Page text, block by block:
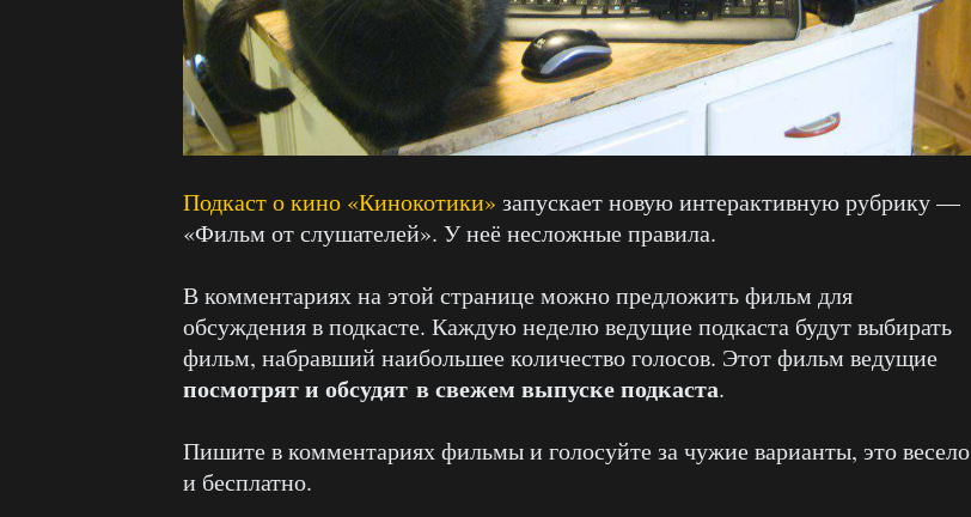
Подкаст о кино «Кинокотики» запускает новую интерактивную рубрику —
«Фильм от слушателей». У неё несложные правила.
В комментариях на этой странице можно предложить фильм для
обсуждения в подкасте. Каждую неделю ведущие подкаста будут выбирать
фильм, набравший наибольшее количество голосов. Этот фильм ведущие
посмотрят и обсудят в свежем выпуске подкаста.
Пишите в комментариях фильмы и голосуйте за чужие варианты, это весело
и бесплатно.